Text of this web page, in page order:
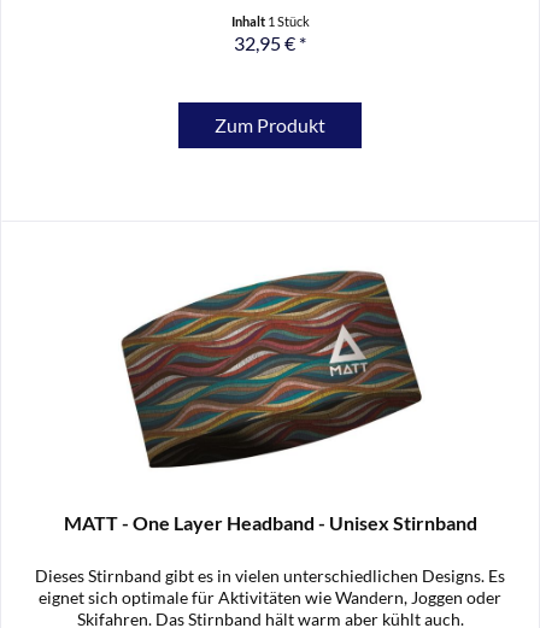
Inhalt 1 Stück
32,95 € *
Zum Produkt
MATT - One Layer Headband - Unisex Stirnband
Dieses Stirnband gibt es in vielen unterschiedlichen Designs. Es
eignet sich optimale für Aktivitäten wie Wandern, Joggen oder
Skifahren. Das Stirnband hält warm aber kühlt auch.